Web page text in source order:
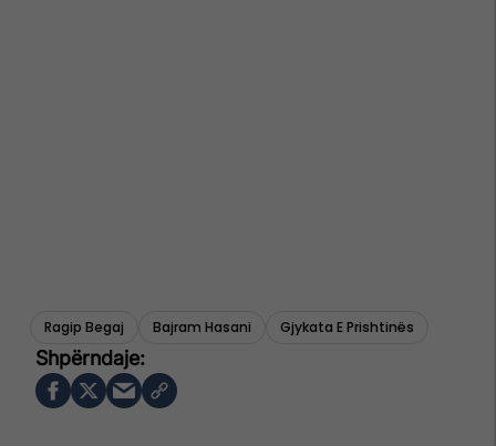
Ragip Begaj Bajram Hasani Gjykata E Prishtinës